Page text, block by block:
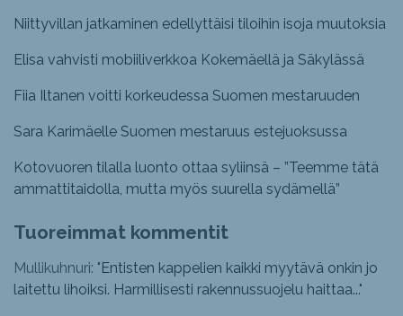
Niittyvillan jatkaminen edellyttäisi tiloihin isoja muutoksia
Elisa vahvisti mobiiliverkkoa Kokemäellä ja Säkylässä
Fiia Iltanen voitti korkeudessa Suomen mestaruuden
Sara Karimäelle Suomen mestaruus estejuoksussa
Kotovuoren tilalla luonto ottaa syliinsä – ”Teemme tätä
ammattitaidolla, mutta myös suurella sydämellä”
Tuoreimmat kommentit
Mullikuhnuri: " Entisten kappelien kaikki myytävä onkin jo
laitettu lihoiksi. Harmillisesti rakennussuojelu haittaa..."